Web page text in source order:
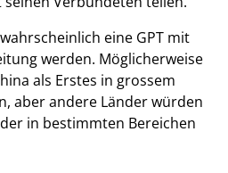
eine GPT mit
werden. Möglicherweise
als Erstes in grossem
aber andere Länder würden
in bestimmten Bereichen